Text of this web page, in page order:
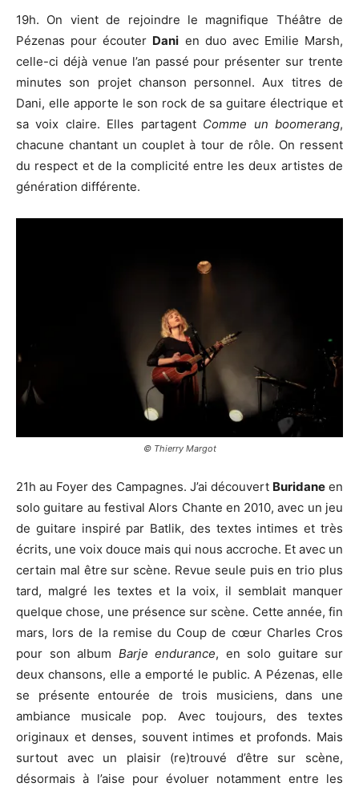
19h. On vient de rejoindre le magnifique Théâtre de
Pézenas pour écouter Dani en duo avec Emilie Marsh,
celle-ci déjà venue l’an passé pour présenter sur trente
minutes son projet chanson personnel. Aux titres de
Dani, elle apporte le son rock de sa guitare électrique et
sa voix claire. Elles partagent Comme un boomerang,
chacune chantant un couplet à tour de rôle. On ressent
du respect et de la complicité entre les deux artistes de
génération différente.
© Thierry Margot
21h au Foyer des Campagnes. J’ai découvert Buridaneen
solo guitare au festival Alors Chante en 2010, avec un jeu
de guitare inspiré par Batlik, des textes intimes et très
écrits, une voix douce mais qui nous accroche. Et avec un
certain mal être sur scène. Revue seule puis en trio plus
tard, malgré les textes et la voix, il semblait manquer
quelque chose, une présence sur scène. Cette année, fin
mars, lors de la remise du Coup de cœur Charles Cros
pour son album Barje endurance, en solo guitare sur
deux chansons, elle a emporté le public. A Pézenas, elle
se présente entourée de trois musiciens, dans une
ambiance musicale pop. Avec toujours, des textes
originaux et denses, souvent intimes et profonds. Mais
surtout avec un plaisir (re)trouvé d’être sur scène,
désormais à l’aise pour évoluer notamment entre les